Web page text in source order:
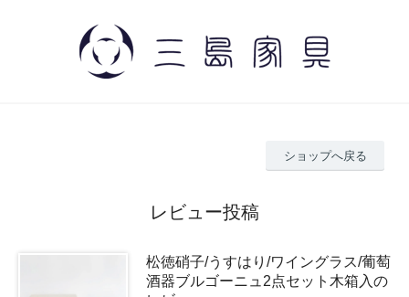
ショップへ戻る
レビュー投稿
松徳硝子/うすはり/ワイングラス/葡萄
酒器ブルゴーニュ2点セット木箱入の